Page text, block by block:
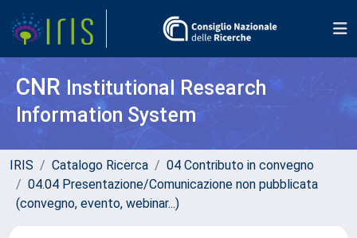
CNR Institutional Research
Information System
IRIS Catalogo Ricerca
04 Contributo in convegno
04.04 Presentazione/Comunicazione non pubblicata
(convegno, evento, webinar...)